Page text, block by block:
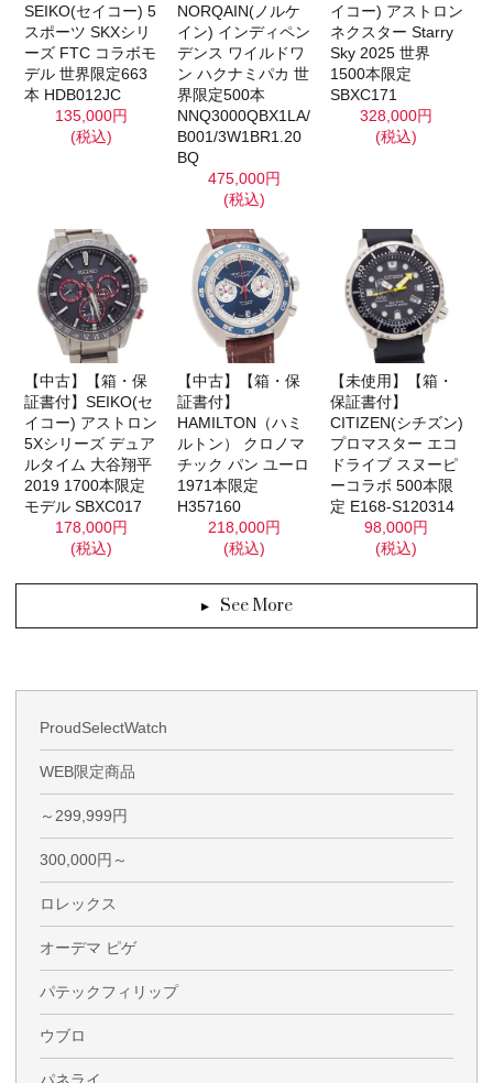
SEIKO(セイコー) 5
スポーツ SKXシリ
ーズ FTC コラボモ
デル 世界限定663
本 HDB012JC
135,000円
(税込)
NORQAIN(ノルケ
イン) インディペン
デンス ワイルドワ
ン ハクナミパカ 世
界限定500本
NNQ3000QBX1LA/
B001/3W1BR1.20
BQ
475,000円
(税込)
イコー) アストロン
ネクスター Starry
Sky 2025 世界
1500本限定
SBXC171
328,000円
(税込)
【中古】【箱・保
証書付】SEIKO(セ
イコー) アストロン
5Xシリーズ デュア
ルタイム 大谷翔平
2019 1700本限定
モデル SBXC017
178,000円
(税込)
【中古】【箱・保
証書付】
HAMILTON（ハミ
ルトン） クロノマ
チック パン ユーロ
1971本限定
H357160
218,000円
(税込)
【未使用】【箱・
保証書付】
CITIZEN(シチズン)
プロマスター エコ
ドライブ スヌーピ
ーコラボ 500本限
定 E168-S120314
98,000円
(税込)
See More
ProudSelectWatch
WEB限定商品
～299,999円
300,000円～
ロレックス
オーデマ ピゲ
パテックフィリップ
ウブロ